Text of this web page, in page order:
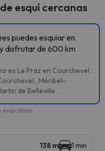
esquí cercanas
puedes esquiar en
disfrutar de 600 km
es Le Praz en Courchevel
, Méribel-
de Belleville .
esquiables
138 m 1 min